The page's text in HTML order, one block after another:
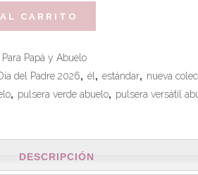
CARRITO
Para Papá y Abuelo
del Padre 2026, él , estándar, nueva
, pulsera verde abuelo, pulsera versátil
DESCRIPCIÓN